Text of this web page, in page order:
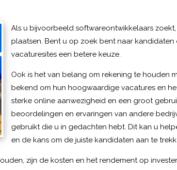
Als u bijvoorbeeld softwareontwikkelaars
plaatsen. Bent u op zoek bent naar
vacaturesites een betere keuze.
Ook is het van belang om rekening te houden
bekend om hun hoogwaardige vacatures en
sterke online aanwezigheid en een groot
beoordelingen en ervaringen van andere
gebruikt die u in gedachten hebt. Dit kan u
en de kans om de juiste kandidaten aan te
zijn de kosten en het rendement op